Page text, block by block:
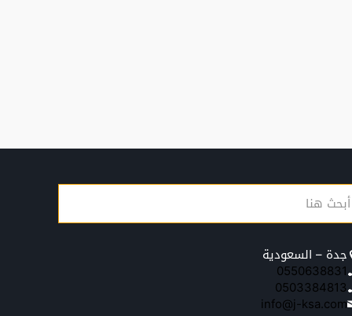
جدة – السعودية
0550638831
0503384813
info@j-ksa.com